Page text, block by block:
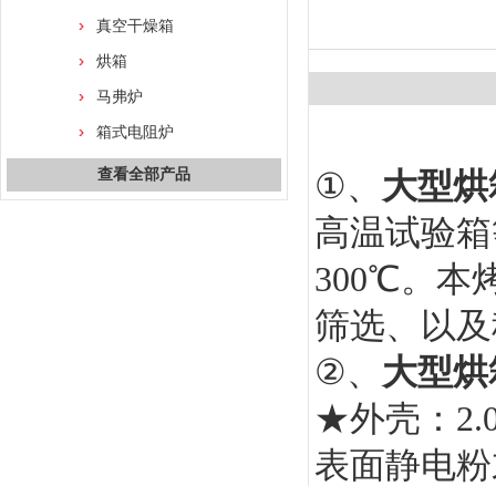
真空干燥箱
烘箱
马弗炉
箱式电阻炉
查看全部产品 ①、 大型
高温试验
300℃。本
筛选、以
②、 大型
★外壳：
表面静电